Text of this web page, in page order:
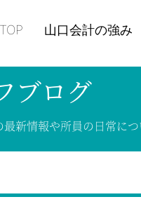
TOP 山口会計の強み
ブログ
最新情報や所員の日常に